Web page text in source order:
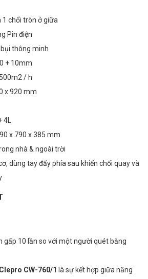
1 chổi tròn ở giữa
Pin điện
thông minh
+ 10mm
/ h
x 920 mm
x 790 x 385 mm
nhà & ngoài trời
dùng tay đẩy phía sau khiến chổi quay và
gấp 10 lần so với một người quét bằng
Clepro CW-760/1 là sự kết hợp giữa năng